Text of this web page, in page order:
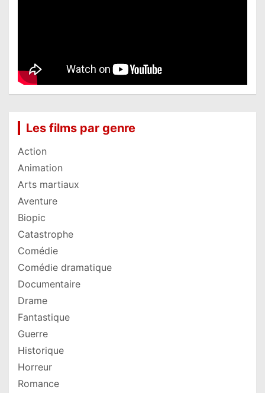
Les films par genre
Action
Animation
Arts martiaux
Aventure
Biopic
Catastrophe
Comédie
Comédie dramatique
Documentaire
Drame
Fantastique
Guerre
Historique
Horreur
Romance